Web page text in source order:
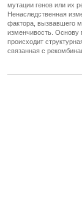
мутации генов или их
Ненаследственная
фактора, вызвавшего
изменчивость. Основу
происходит
связанная с